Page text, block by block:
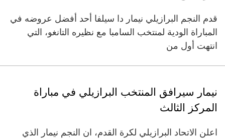
قدم النجم البرازيلي نيمار دا سيلفا أحد أفضل عروضه في
المباراة الودية لمنتخب السامبا مع نظيره التانغو، التي
انتهت أول من
نيمار سيرافق المنتخب البرازيلي في مباراة
المركز الثالث
اعلن الاتحاد البرازيلي لكرة القدم، ان النجم نيمار الذي